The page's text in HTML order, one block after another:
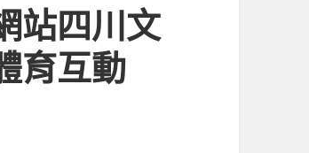
站四川文
育互動